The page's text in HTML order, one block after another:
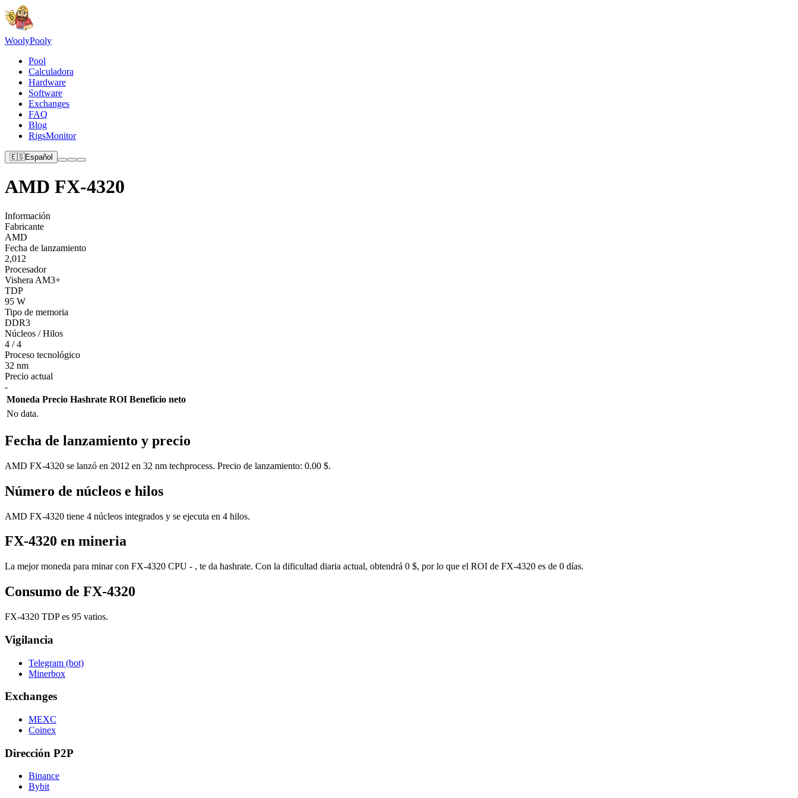
WoolyPooly
Pool
Calculadora
Hardware
Software
Exchanges
FAQ
Blog
RigsMonitor
🇪🇸Español
AMD FX-4320
Información
Fabricante
AMD
Fecha de lanzamiento
2,012
Procesador
Vishera AM3+
TDP
95 W
Tipo de memoria
DDR3
Núcleos / Hilos
4 / 4
Proceso tecnológico
32 nm
Precio actual
-
Moneda Precio Hashrate ROI Beneficio neto
No data.
Fecha de lanzamiento y precio
AMD FX-4320 se lanzó en 2012 en 32 nm techprocess. Precio de lanzamiento: 0.00 $.
Número de núcleos e hilos
AMD FX-4320 tiene 4 núcleos integrados y se ejecuta en 4 hilos.
FX-4320 en mineria
La mejor moneda para minar con FX-4320 CPU - , te da hashrate. Con la dificultad diaria actual, obtendrá 0 $, por lo que el ROI de FX-4320 es de 0 días.
Consumo de FX-4320
FX-4320 TDP es 95 vatios.
Vigilancia
Telegram (bot)
Minerbox
Exchanges
MEXC
Coinex
Dirección P2P
Binance
Bybit